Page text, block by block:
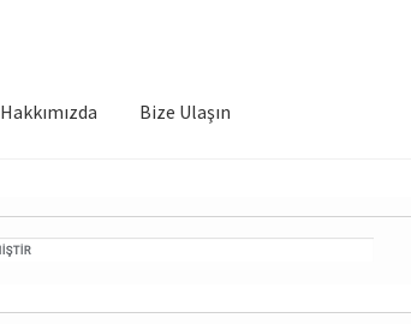
Hakkımızda Bize Ulaşın